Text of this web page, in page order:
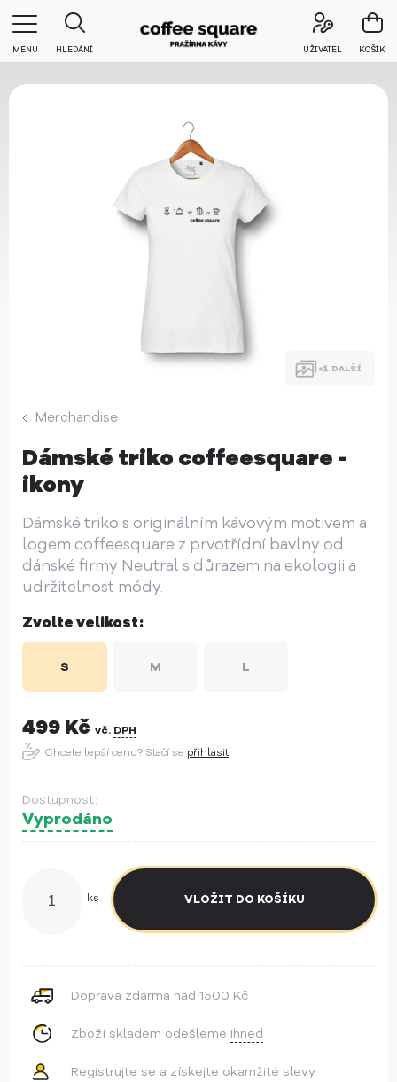
MENU HLEDÁNÍ UŽIVATEL KOŠÍK
DALŠÍ
Merchandise
Dámské triko coffeesquare -
ikony
Dámské triko s originálním kávovým motivem a
logem coffeesquare z prvotřídní bavlny od
dánské firmy Neutral s důrazem na ekologii a
udržitelnost módy.
Zvolte velikost:
S M L
499 Kč vč. DPH
Chcete lepší cenu? Stačí se přihlásit
Vyprodáno
ks
Doprava zdarma nad 1500 Kč
Zboží skladem odešleme ihned
Registrujte se a získejte okamžité slevy